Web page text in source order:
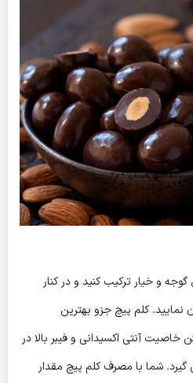
و خیار ترکیب کنید و در کنار
کلم پیچ جزو بهترین
خاصیت آنتی اکسیدانی و فیبر بالا در
گیرد. شما با مصرف کلم پیچ مقدار